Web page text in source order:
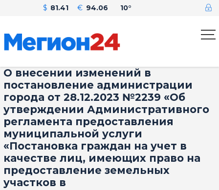
$ 81.41 € 94.06 10°
О внесении изменений в
постановление администрации
города от 28.12.2023 №2239 «Об
утверждении Административного
регламента предоставления
муниципальной услуги
«Постановка граждан на учет в
качестве лиц, имеющих право на
предоставление земельных
участков в